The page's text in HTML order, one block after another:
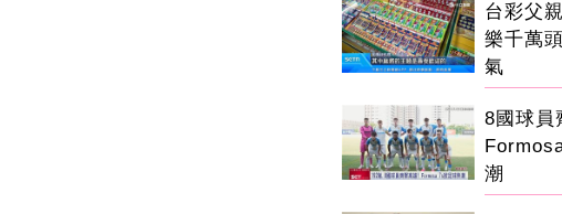
台彩父
樂千萬
氣
8國球
潮